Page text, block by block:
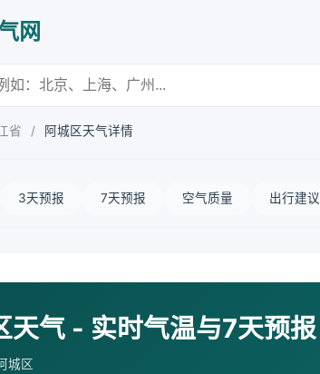
网
省 / 阿城区天气详情
3天预报 7天预报 空气质量 出行建议
天气 - 实时气温与7天预报
城区